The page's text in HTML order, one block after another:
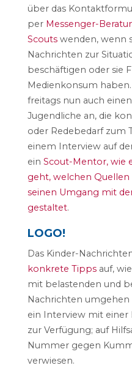
über das
per Messenger-
Scoutswenden, wenn
Nachrichten zur
beschäftigen oder sie
Medienkonsum
freitags nun auch
Jugendliche an, die
oder Redebedarf zum
einem Interview auf
ein Scout-Mentor, wie
geht, welchen
seinen Umgang mit
gestaltet.
LOGO!
Das Kinder-
konkrete Tippsauf,
mit belastenden und
Nachrichten
ein Interview mit einer
zur Verfügung; auf
Nummer gegen
verwiesen.